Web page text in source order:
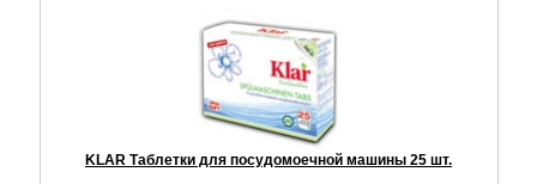
KLAR Таблетки для посудомоечной машины 25 шт.